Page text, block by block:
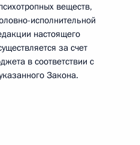
веществ,
исполнительной
настоящего
за счет
в соответствии с
Закона.